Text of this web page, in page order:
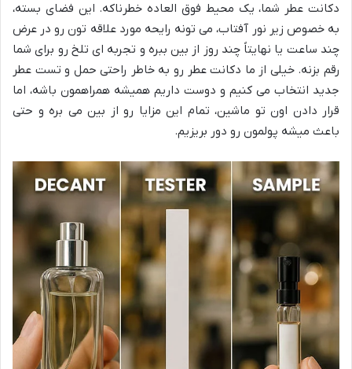
دکانت عطر شما، یک محیط فوق العاده خطرناکه. این فضای بسته،
به خصوص زیر نور آفتاب، می تونه رایحه مورد علاقه تون رو در عرض
چند ساعت یا نهایتاً چند روز از بین ببره و تجربه ای تلخ رو برای شما
رقم بزنه. خیلی از ما دکانت عطر رو به خاطر راحتی حمل و تست عطر
جدید انتخاب می کنیم و دوست داریم همیشه همراهمون باشه، اما
قرار دادن اون تو ماشین، تمام این مزایا رو از بین می بره و حتی
باعث میشه پولمون رو دور بریزیم.